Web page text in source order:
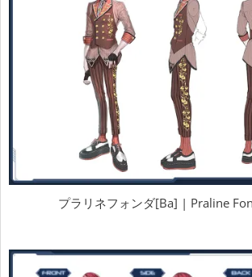
プラリネフォンダ[Ba] | Praline